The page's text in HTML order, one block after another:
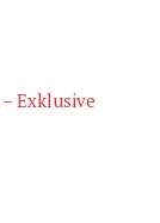
– Exklusive